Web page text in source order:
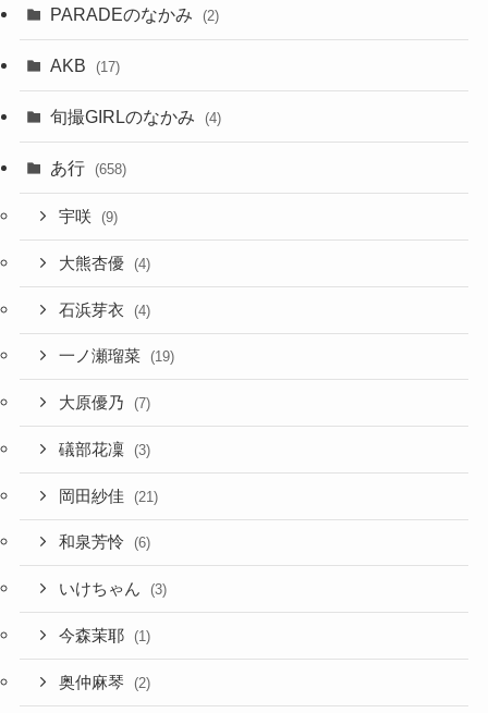
PARADEのなかみ (2)
AKB (17)
旬撮GIRLのなかみ (4)
あ行 (658)
宇咲 (9)
大熊杏優 (4)
石浜芽衣 (4)
一ノ瀬瑠菜 (19)
大原優乃 (7)
礒部花凜 (3)
岡田紗佳 (21)
和泉芳怜 (6)
いけちゃん (3)
今森茉耶 (1)
奥仲麻琴 (2)